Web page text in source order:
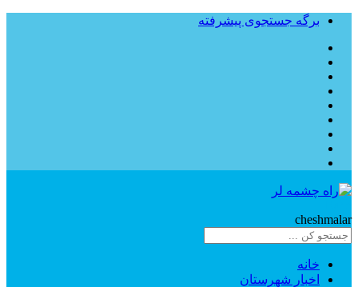
برگه جستجوی پیشرفته
cheshmalar
خانه
اخبار شهرستان